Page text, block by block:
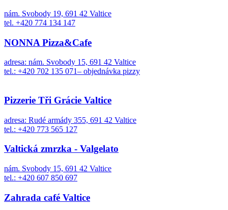
nám. Svobody 19, 691 42 Valtice
tel. +420 774 134 147
NONNA Pizza&Cafe
adresa: nám. Svobody 15, 691 42 Valtice
tel.: +420 702 135 071– objednávka pizzy
Pizzerie Tři Grácie Valtice
adresa: Rudé armády 355, 691 42 Valtice
tel.: +420 773 565 127
Valtická zmrzka - Valgelato
nám. Svobody 15, 691 42 Valtice
tel.: +420 607 850 697
Zahrada café Valtice